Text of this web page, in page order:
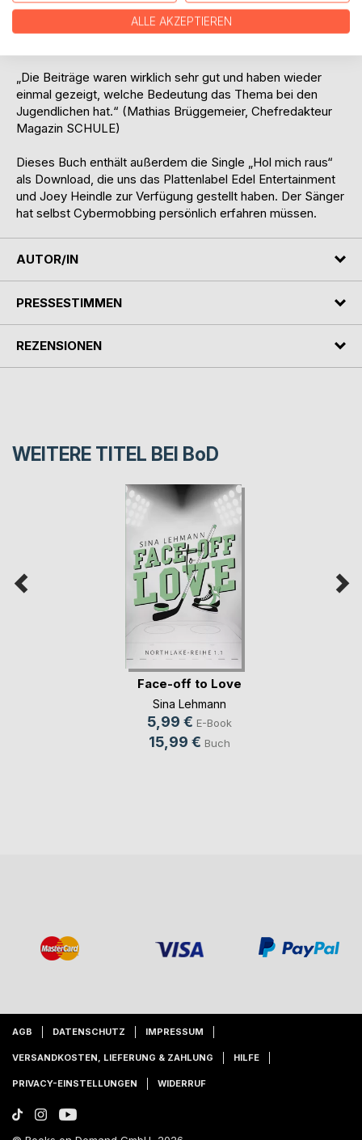
Unter dem Motto „Rauslassen statt Reinfressen“ nahmen
über 100 Schüler am ersten bundesweiten
„Die Beiträge waren wirklich sehr gut und haben wieder
einmal gezeigt, welche Bedeutung das Thema bei den
Jugendlichen hat.“ (Mathias Brüggemeier, Chefredakteur
Magazin SCHULE)
Dieses Buch enthält außerdem die Single „Hol mich raus“
als Download, die uns das Plattenlabel Edel Entertainment
und Joey Heindle zur Verfügung gestellt haben. Der Sänger
hat selbst Cybermobbing persönlich erfahren müssen.
AUTOR/IN
PRESSESTIMMEN
REZENSIONEN
WEITERE TITEL BEI BoD
Face-off to Love
Sina Lehmann
5,99 € E-Book
15,99 € Buch
AGB DATENSCHUTZ IMPRESSUM
VERSANDKOSTEN, LIEFERUNG & ZAHLUNG HILFE
PRIVACY-EINSTELLUNGEN WIDERRUF
ALLE AKZEPTIEREN